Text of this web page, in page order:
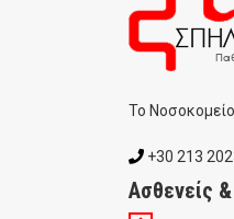
To
+30 213
Ασθενείς